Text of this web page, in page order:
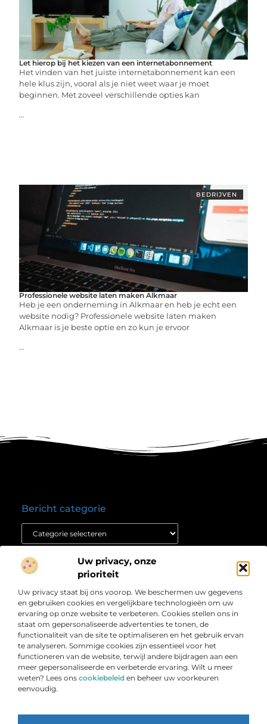
Uw privacy, onze
prioriteit
Uw privacy staat bij ons voorop. We beschermen uw gegevens
en gebruiken cookies en vergelijkbare technologieën om uw
ervaring op onze website te verbeteren. Cookies stellen ons in
staat om gepersonaliseerde advertenties te tonen, de
functionaliteit van de site te optimaliseren en het gebruik ervan
te analyseren. Sommige cookies zijn essentieel voor het
functioneren van de website, terwijl andere bijdragen aan een
meer gepersonaliseerde en verbeterde ervaring. Wilt u meer
weten? Lees ons cookiebeleid en beheer uw voorkeuren
eenvoudig.
Let hierop bij het kiezen van een internetabonnement
Het vinden van het juiste internetabonnement kan een
hele klus zijn, vooral als je niet weet waar je moet
beginnen. Met zoveel verschillende opties kan
...
BEDRIJVEN
Professionele website laten maken Alkmaar
Heb je een onderneming in Alkmaar en heb je echt een
website nodig? Professionele website laten maken
Alkmaar is je beste optie en zo kun je ervoor
...
Over
Bedrijf
” Informatie die inspireert en richting geeft “
Laat je meenemen door scherpe artikelen, duidelijke
inzichten en praktische verhalen die je verder helpen.
Welkom bij Weblijn.nl – jouw betrouwbare bron voor
relevante en waardevolle content.
Onze informatie
Bericht categorie